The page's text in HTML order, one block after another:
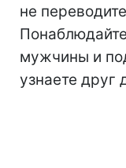
не
мужчины и
узнаете друг